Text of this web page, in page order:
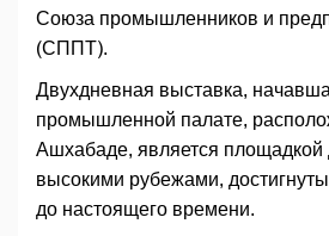
Союза промышленников и
(СППТ).
Двухдневная выставка,
промышленной палате,
Ашхабаде, является площадкой
высокими рубежами,
до настоящего времени.